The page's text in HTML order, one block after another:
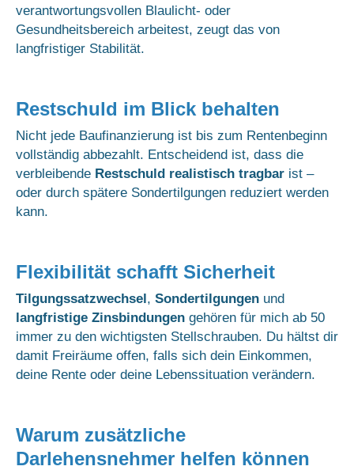
verantwortungsvollen Blaulicht- oder
Gesundheitsbereich arbeitest, zeugt das von
langfristiger Stabilität.
Restschuld im Blick behalten
Nicht jede Baufinanzierung ist bis zum Rentenbeginn
vollständig abbezahlt. Entscheidend ist, dass die
verbleibende Restschuld realistisch tragbar ist –
oder durch spätere Sondertilgungen reduziert werden
kann.
Flexibilität schafft Sicherheit
Tilgungssatzwechsel, Sondertilgungen und
langfristige Zinsbindungen gehören für mich ab 50
immer zu den wichtigsten Stellschrauben. Du hältst dir
damit Freiräume offen, falls sich dein Einkommen,
deine Rente oder deine Lebenssituation verändern.
Warum zusätzliche
Darlehensnehmer helfen können